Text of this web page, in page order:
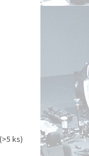
(>5 ks)